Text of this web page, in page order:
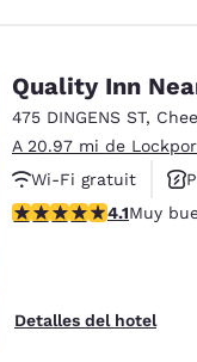
Quality Inn
475 DINGENS ST,
A 20.97 mi de
Wi-Fi gratuit
Animaux acceptés
calificación de 4.12
4.1Muy
Detalles del hotel